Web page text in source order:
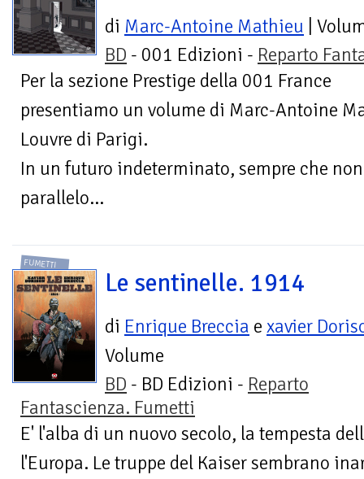
di Marc-Antoine Mathieu |
BD - 001 Edizioni - Reparto
Per la sezione Prestige della 001 France
presentiamo un volume di Marc-Antoine
Louvre di Parigi.
In un futuro indeterminato, sempre che
parallelo...
FUMETTI
Le sentinelle. 1914
di Enrique Breccia e xavier
Volume
BD - BD Edizioni - Reparto
Fantascienza. Fumetti
E' l'alba di un nuovo secolo, la tempesta
l'Europa. Le truppe del Kaiser sembrano